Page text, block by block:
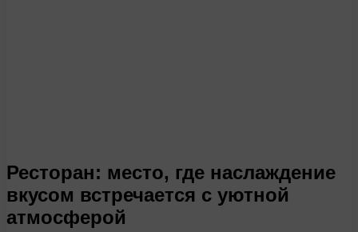
Ресторан: место, где наслаждение
вкусом встречается с уютной
атмосферой